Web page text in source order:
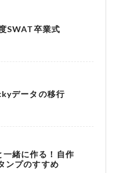
SWAT卒業式
データの移行
一緒に作る！自作
ンプのすすめ